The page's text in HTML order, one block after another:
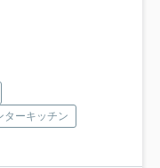
ターキッチン